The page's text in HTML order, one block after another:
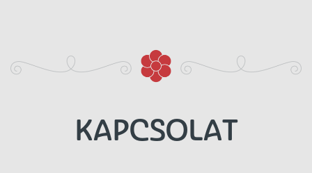
KAPCSOLAT